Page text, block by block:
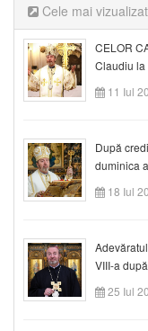
Cele mai
CELOR
Claudiu la
11 Iul
După
duminica
18 Iul
VIII-a
25 Iul